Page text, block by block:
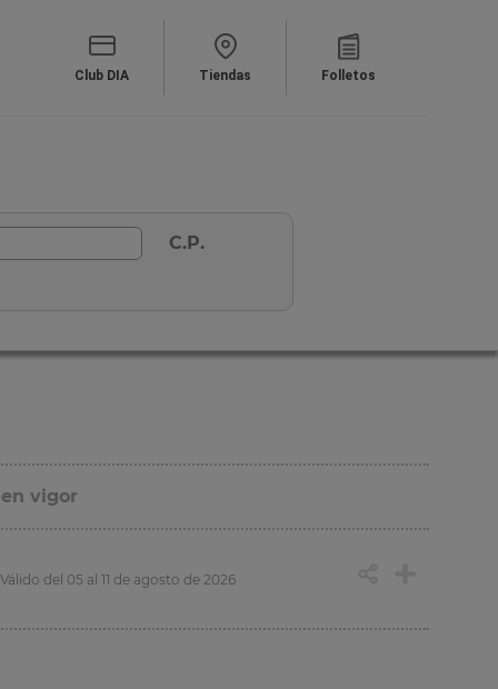
Club DIA Tiendas Folletos
C.P.
vigor
Válido del 05 al 11 de agosto de 2026